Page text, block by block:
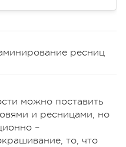
ресниц
можно поставить
и ресницами, но
–
то, что